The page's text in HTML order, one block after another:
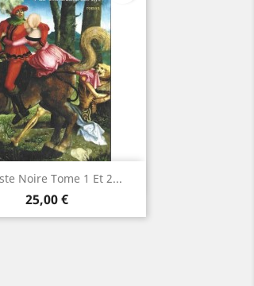
Noire Tome 1 Et 2...
Prix
25,00 €
Aperçu rapide